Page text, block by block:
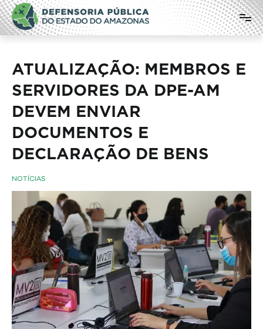
Pular
para
o
conteúdo
Defensoria Pública do Estado do
Amazonas
ATUALIZAÇÃO: MEMBROS E
SERVIDORES DA DPE-AM
DEVEM ENVIAR
DOCUMENTOS E
DECLARAÇÃO DE BENS
NOTÍCIAS